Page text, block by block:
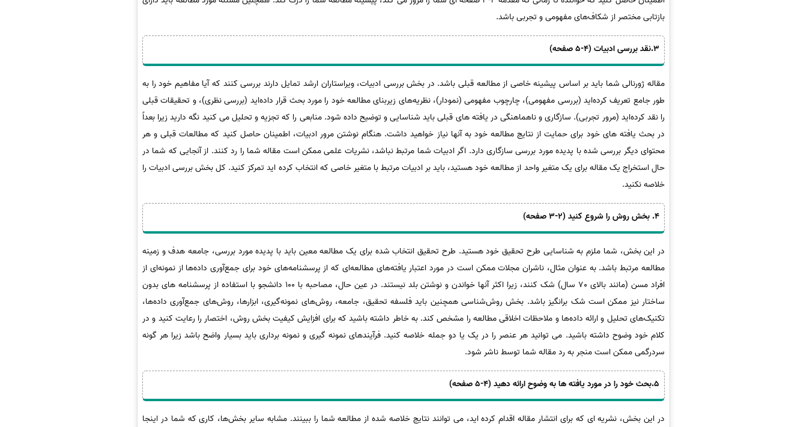
بازتابی مختصر از شکاف‌های مفهومی و تجربی باشد.
3.نقد بررسی ادبیات (4-5 صفحه)
مقاله ژورنالی شما باید بر اساس پیشینه خاصی از مطالعه قبلی باشد. در بخش بررسی ادبیات، ویراستاران ارشد تمایل دارند بررسی کنند که آیا مفاهیم خود را به
طور جامع تعریف کرده‌اید (بررسی مفهومی)، چارچوب مفهومی (نمودار)، نظریه‌های زیربنای مطالعه خود را مورد بحث قرار داده‌اید (بررسی نظری)، و تحقیقات قبلی
را نقد کرده‌اید (مرور تجربی). سازگاری و ناهماهنگی در یافته های قبلی باید شناسایی و توضیح داده شود. منابعی را که تجزیه و تحلیل می کنید نگه دارید زیرا بعداً
در بحث یافته های خود برای حمایت از نتایج مطالعه خود به آنها نیاز خواهید داشت. هنگام نوشتن مرور ادبیات، اطمینان حاصل کنید که مطالعات قبلی و هر
محتوای دیگر بررسی شده با پدیده مورد بررسی سازگاری دارد. اگر ادبیات شما مرتبط نباشد، نشریات علمی ممکن است مقاله شما را رد کنند. از آنجایی که شما در
حال استخراج یک مقاله برای یک متغیر واحد از مطالعه خود هستید، باید بر ادبیات مرتبط با متغیر خاصی که انتخاب کرده اید تمرکز کنید. کل بخش بررسی ادبیات را
خلاصه نکنید.
4. بخش روش را شروع کنید (2-3 صفحه)
در این بخش، شما ملزم به شناسایی طرح تحقیق خود هستید. طرح تحقیق انتخاب شده برای یک مطالعه معین باید با پدیده مورد بررسی، جامعه هدف و زمینه
مطالعه مرتبط باشد. به عنوان مثال، ناشران مجلات ممکن است در مورد اعتبار یافته‌های مطالعه‌ای که از پرسشنامه‌های خود برای جمع‌آوری داده‌ها از نمونه‌ای از
افراد مسن (مانند بالای 70 سال) شک کنند، زیرا اکثر آنها خواندن و نوشتن بلد نیستند. در عین حال، مصاحبه با 100 دانشجو با استفاده از پرسشنامه های بدون
ساختار نیز ممکن است شک برانگیز باشد. بخش روش‌شناسی همچنین باید فلسفه تحقیق، جامعه، روش‌های نمونه‌گیری، ابزارها، روش‌های جمع‌آوری داده‌ها،
تکنیک‌های تحلیل و ارائه داده‌ها و ملاحظات اخلاقی مطالعه را مشخص کند. به خاطر داشته باشید که برای افزایش کیفیت بخش روش، اختصار را رعایت کنید و در
کلام خود وضوح داشته باشید. می توانید هر عنصر را در یک یا دو جمله خلاصه کنید. فرآیندهای نمونه گیری و نمونه برداری باید بسیار واضح باشد زیرا هر گونه
سردرگمی ممکن است منجر به رد مقاله شما توسط ناشر شود.
5.بحث خود را در مورد یافته ها به وضوح ارائه دهید (4-5 صفحه)
در این بخش، نشریه ای که برای انتشار مقاله اقدام کرده اید، می توانند نتایج خلاصه شده از مطالعه شما را ببینند. مشابه سایر بخش‌ها، کاری که شما در اینجا